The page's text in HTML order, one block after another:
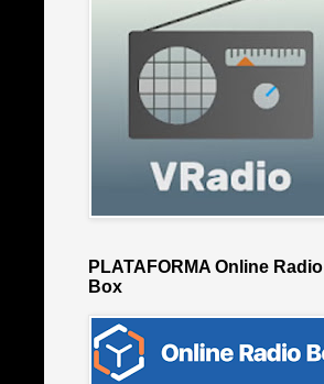
PLATAFORMA Online Radio
Box